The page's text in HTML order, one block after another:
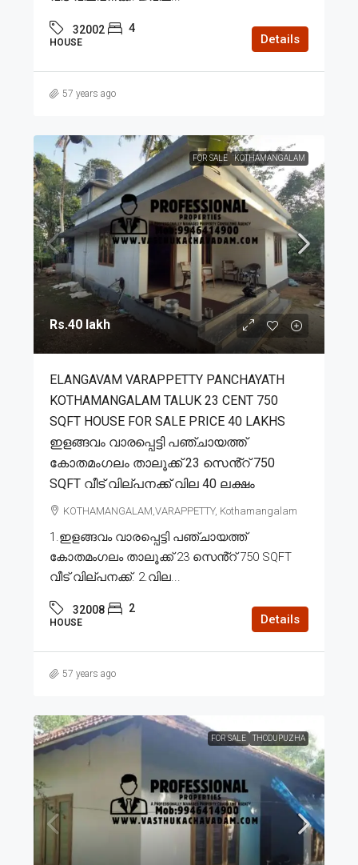
32002 4
HOUSE Details
57 years ago
FOR SALE KOTHAMANGALAM
Rs.40 lakh
ELANGAVAM VARAPPETTY PANCHAYATH
KOTHAMANGALAM TALUK 23 CENT 750
SQFT HOUSE FOR SALE PRICE 40 LAKHS
ഇളങ്ങവം വാരപ്പെട്ടി പഞ്ചായത്ത്
കോതമംഗലം താലൂക്ക് 23 സെൻ്റ് 750
SQFT വീട് വില്പനക്ക് വില 40 ലക്ഷം
KOTHAMANGALAM,VARAPPETTY, Kothamangalam
1.ഇളങ്ങവം വാരപ്പെട്ടി പഞ്ചായത്ത്
കോതമംഗലം താലൂക്ക് 23 സെൻ്റ് 750 SQFT
വീട് വില്പനക്ക്. 2.വില...
32008 2
HOUSE Details
57 years ago
FOR SALE THODUPUZHA